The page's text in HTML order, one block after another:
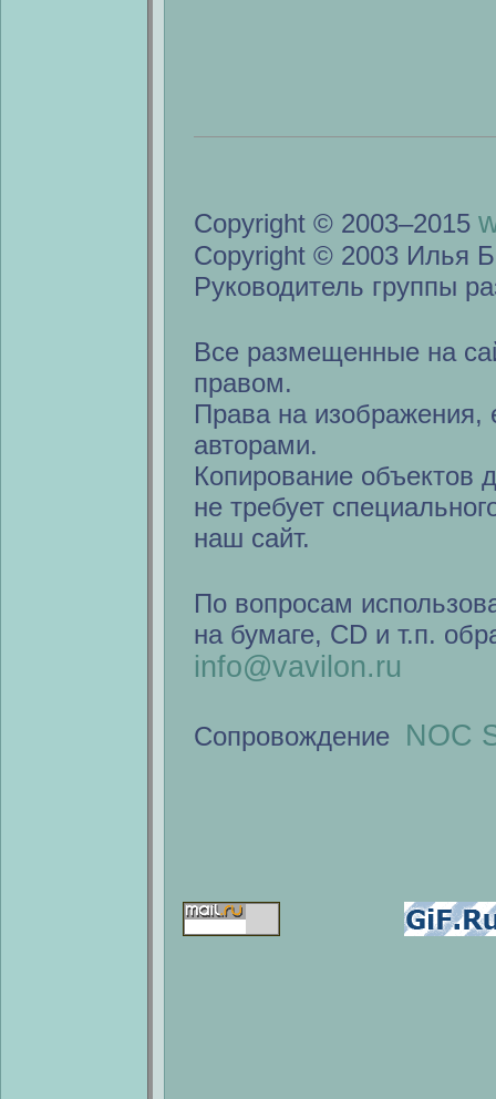
Copyright © 2003–2015
Copyright © 2003 Илья
Руководитель группы
Все размещенные на
правом.
Права на изображения,
авторами.
Копирование объектов
не требует
наш сайт.
По вопросам
на бумаге, CD и т.п.
info@vavilon.ru
Сопровождение NOC